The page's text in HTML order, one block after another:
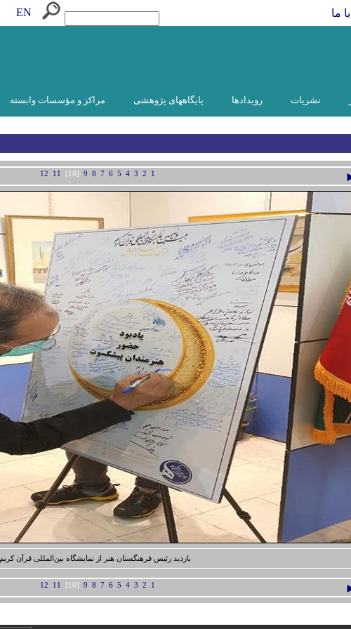
ما EN
نشریات رویدادها پایگاههای پژوهشی مراکز و مؤسسات وابسته
1
2
3
4
5
6
7
8
9
[10]
11
12
بازدید رئیس فرهنگستان هنر از نمایشگاه بین‌المللی قرآن کریم
1
2
3
4
5
6
7
8
9
[10]
11
12